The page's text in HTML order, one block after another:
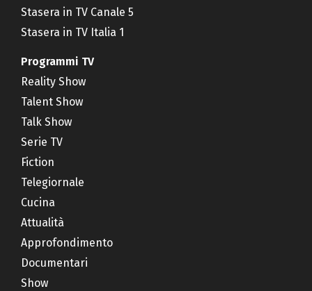
Stasera in TV Canale 5
Stasera in TV Italia 1
Programmi TV
Reality Show
Talent Show
Talk Show
Serie TV
Fiction
Telegiornale
Cucina
Attualità
Approfondimento
Documentari
Show